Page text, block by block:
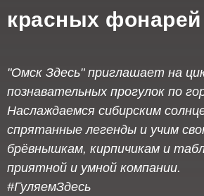
красных фонарей
"Омск Здесь" приглашает на
познавательных прогулок по
Наслаждаемся сибирским
спрятанные легенды и учим
брёвнышкам, кирпичикам и
приятной и умной компании.
#ГуляемЗдесь